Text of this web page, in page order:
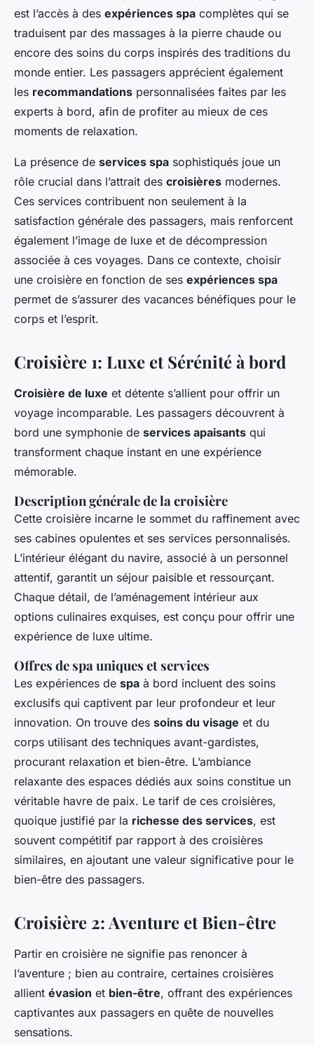
est l’accès à des expériences spa complètes qui se
traduisent par des massages à la pierre chaude ou
encore des soins du corps inspirés des traditions du
monde entier. Les passagers apprécient également
les recommandations personnalisées faites par les
experts à bord, afin de profiter au mieux de ces
moments de relaxation.
La présence de services spa sophistiqués joue un
rôle crucial dans l’attrait des croisières modernes.
Ces services contribuent non seulement à la
satisfaction générale des passagers, mais renforcent
également l’image de luxe et de décompression
associée à ces voyages. Dans ce contexte, choisir
une croisière en fonction de ses expériences spa
permet de s’assurer des vacances bénéfiques pour le
corps et l’esprit.
Croisière 1: Luxe et Sérénité à bord
Croisière de luxe et détente s’allient pour offrir un
voyage incomparable. Les passagers découvrent à
bord une symphonie de services apaisants qui
transforment chaque instant en une expérience
mémorable.
Description générale de la croisière
Cette croisière incarne le sommet du raffinement avec
ses cabines opulentes et ses services personnalisés.
L’intérieur élégant du navire, associé à un personnel
attentif, garantit un séjour paisible et ressourçant.
Chaque détail, de l’aménagement intérieur aux
options culinaires exquises, est conçu pour offrir une
expérience de luxe ultime.
Offres de spa uniques et services
Les expériences de spa à bord incluent des soins
exclusifs qui captivent par leur profondeur et leur
innovation. On trouve des soins du visage et du
corps utilisant des techniques avant-gardistes,
procurant relaxation et bien-être. L’ambiance
relaxante des espaces dédiés aux soins constitue un
véritable havre de paix. Le tarif de ces croisières,
quoique justifié par la richesse des services, est
souvent compétitif par rapport à des croisières
similaires, en ajoutant une valeur significative pour le
bien-être des passagers.
Croisière 2: Aventure et Bien-être
Partir en croisière ne signifie pas renoncer à
l’aventure ; bien au contraire, certaines croisières
allient évasion et bien-être, offrant des expériences
captivantes aux passagers en quête de nouvelles
sensations.